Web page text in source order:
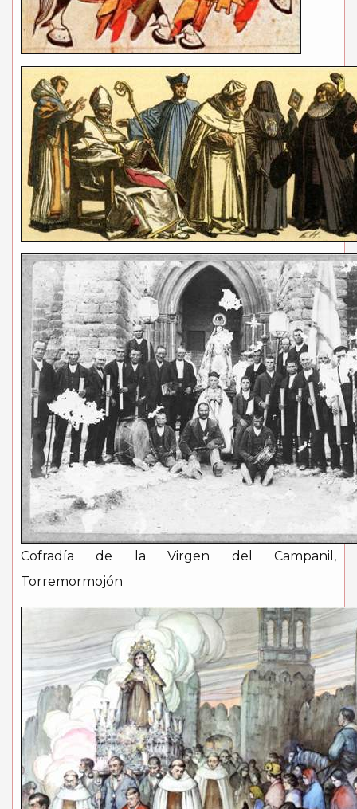
Cofradía de la Virgen del Campanil,
Torremormojón